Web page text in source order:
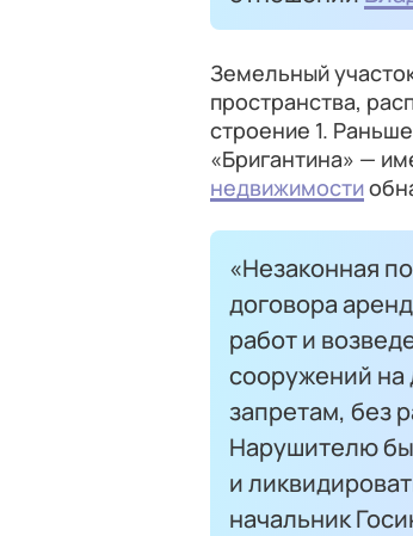
Земельный
пространства,
строение 1.
«Бригантина» —
недвижимости
«Незаконная
договора
работ и
сооружений на
запретам, без
Нарушителю
и
начальник